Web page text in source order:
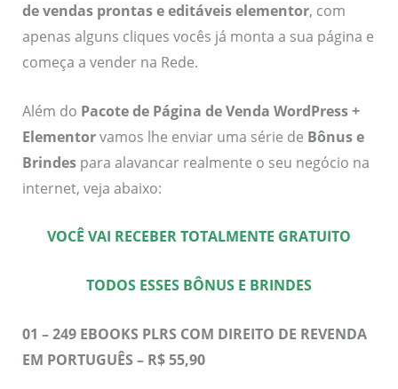
de vendas prontas e editáveis elementor, com
apenas alguns cliques vocês já monta a sua página e
começa a vender na Rede.
Além do Pacote de Página de Venda WordPress +
Elementorvamos lhe enviar uma série de Bônus e
Brindespara alavancar realmente o seu negócio na
internet, veja abaixo:
VOCÊ VAI RECEBER TOTALMENTE GRATUITO
TODOS ESSES BÔNUS E BRINDES
01 – 249 EBOOKS PLRS COM DIREITO DE REVENDA
EM PORTUGUÊS – R$ 55,90